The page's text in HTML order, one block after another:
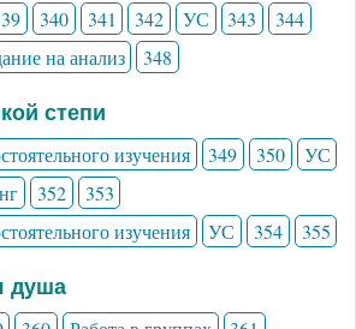
340 341 342 УС 343
344
на анализ 348
степи
изучения 349 350
УС
352
353
изучения
УС 354 355
душа